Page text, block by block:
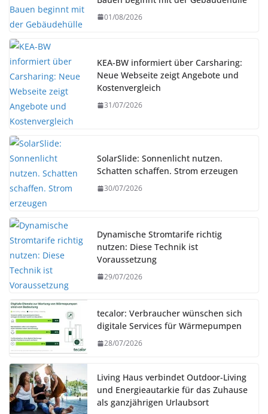
01/08/2026
KEA-BW informiert über Carsharing:
Neue Webseite zeigt Angebote und
Kostenvergleich
31/07/2026
SolarSlide: Sonnenlicht nutzen.
Schatten schaffen. Strom erzeugen
30/07/2026
Dynamische Stromtarife richtig
nutzen: Diese Technik ist
Voraussetzung
29/07/2026
tecalor: Verbraucher wünschen sich
digitale Services für Wärmepumpen
28/07/2026
Living Haus verbindet Outdoor-Living
und Energieautarkie für das Zuhause
als ganzjährigen Urlaubsort